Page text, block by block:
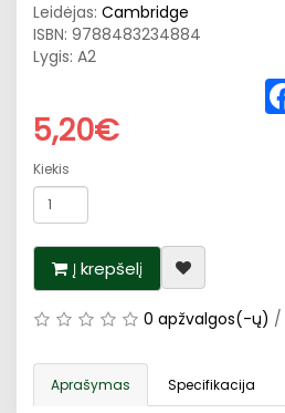
Leidėjas: Cambridge
ISBN: 9788483234884
Lygis: A2
5,20€
Kiekis
Į krepšelį
0 apžvalgos(-ų) /
Aprašymas Specifikacija